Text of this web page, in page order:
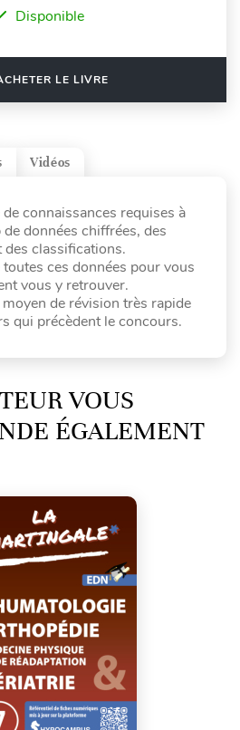
Disponible
LE LIVRE
Vidéos
connaissances requises à
de données chiffrées, des
des classifications.
ces données pour vous
vous y retrouver.
moyen de révision très rapide
qui précèdent le concours.
VOUS
ÉGALEMENT